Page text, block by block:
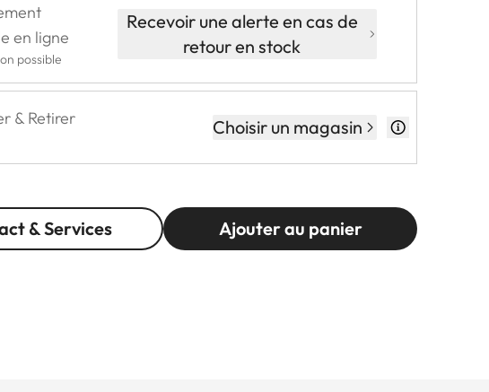
en ligne
possible
Recevoir une alerte en cas de
retour en stock
& Retirer Choisir un magasin
& Services Ajouter au panier